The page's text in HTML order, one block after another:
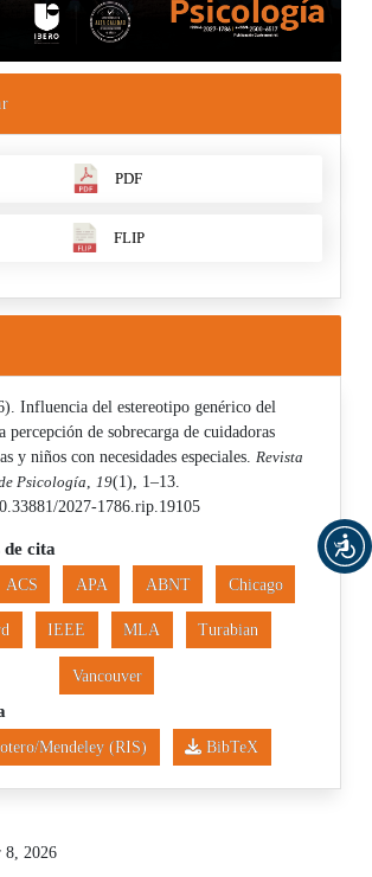
PDF
FLIP
Influencia del estereotipo genérico del
percepción de sobrecarga de cuidadoras
y niños con necesidades especiales. Revista
Psicología
19(1), 1–13.
2027-1786.rip.19105
cita
ACS APA ABNT Chicago
IEEE MLA Turabian
Vancouver
Mendeley (RIS) BibTeX
8, 2026